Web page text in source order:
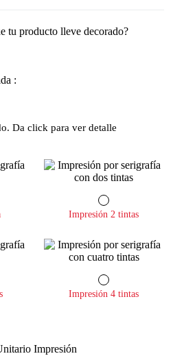
tu producto lleve decorado?
:
Da click para ver detalle
Impresión 2 tintas
Impresión 4 tintas
Impresión